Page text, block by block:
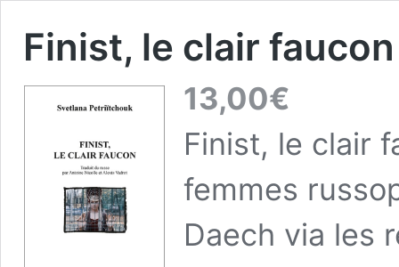
Finist, le clair
13,00€
Finist, le clair
femmes
Daech via les